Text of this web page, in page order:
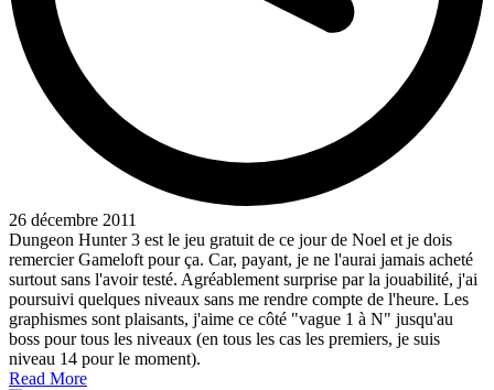
26 décembre 2011
Dungeon Hunter 3 est le jeu gratuit de ce jour de Noel et je dois
remercier Gameloft pour ça. Car, payant, je ne l'aurai jamais acheté
surtout sans l'avoir testé. Agréablement surprise par la jouabilité, j'ai
poursuivi quelques niveaux sans me rendre compte de l'heure. Les
graphismes sont plaisants, j'aime ce côté "vague 1 à N" jusqu'au
boss pour tous les niveaux (en tous les cas les premiers, je suis
niveau 14 pour le moment).
Read More